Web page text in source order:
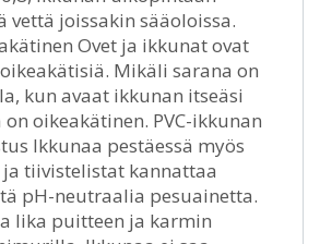
vettä joissakin sääoloissa.
Ovet ja ikkunat ovat
Mikäli sarana on
kun avaat ikkunan itseäsi
oikeakätinen. PVC-ikkunan
Ikkunaa pestäessä myös
tiivistelistat kannattaa
pH-neutraalia pesuainetta.
lika puitteen ja karmin